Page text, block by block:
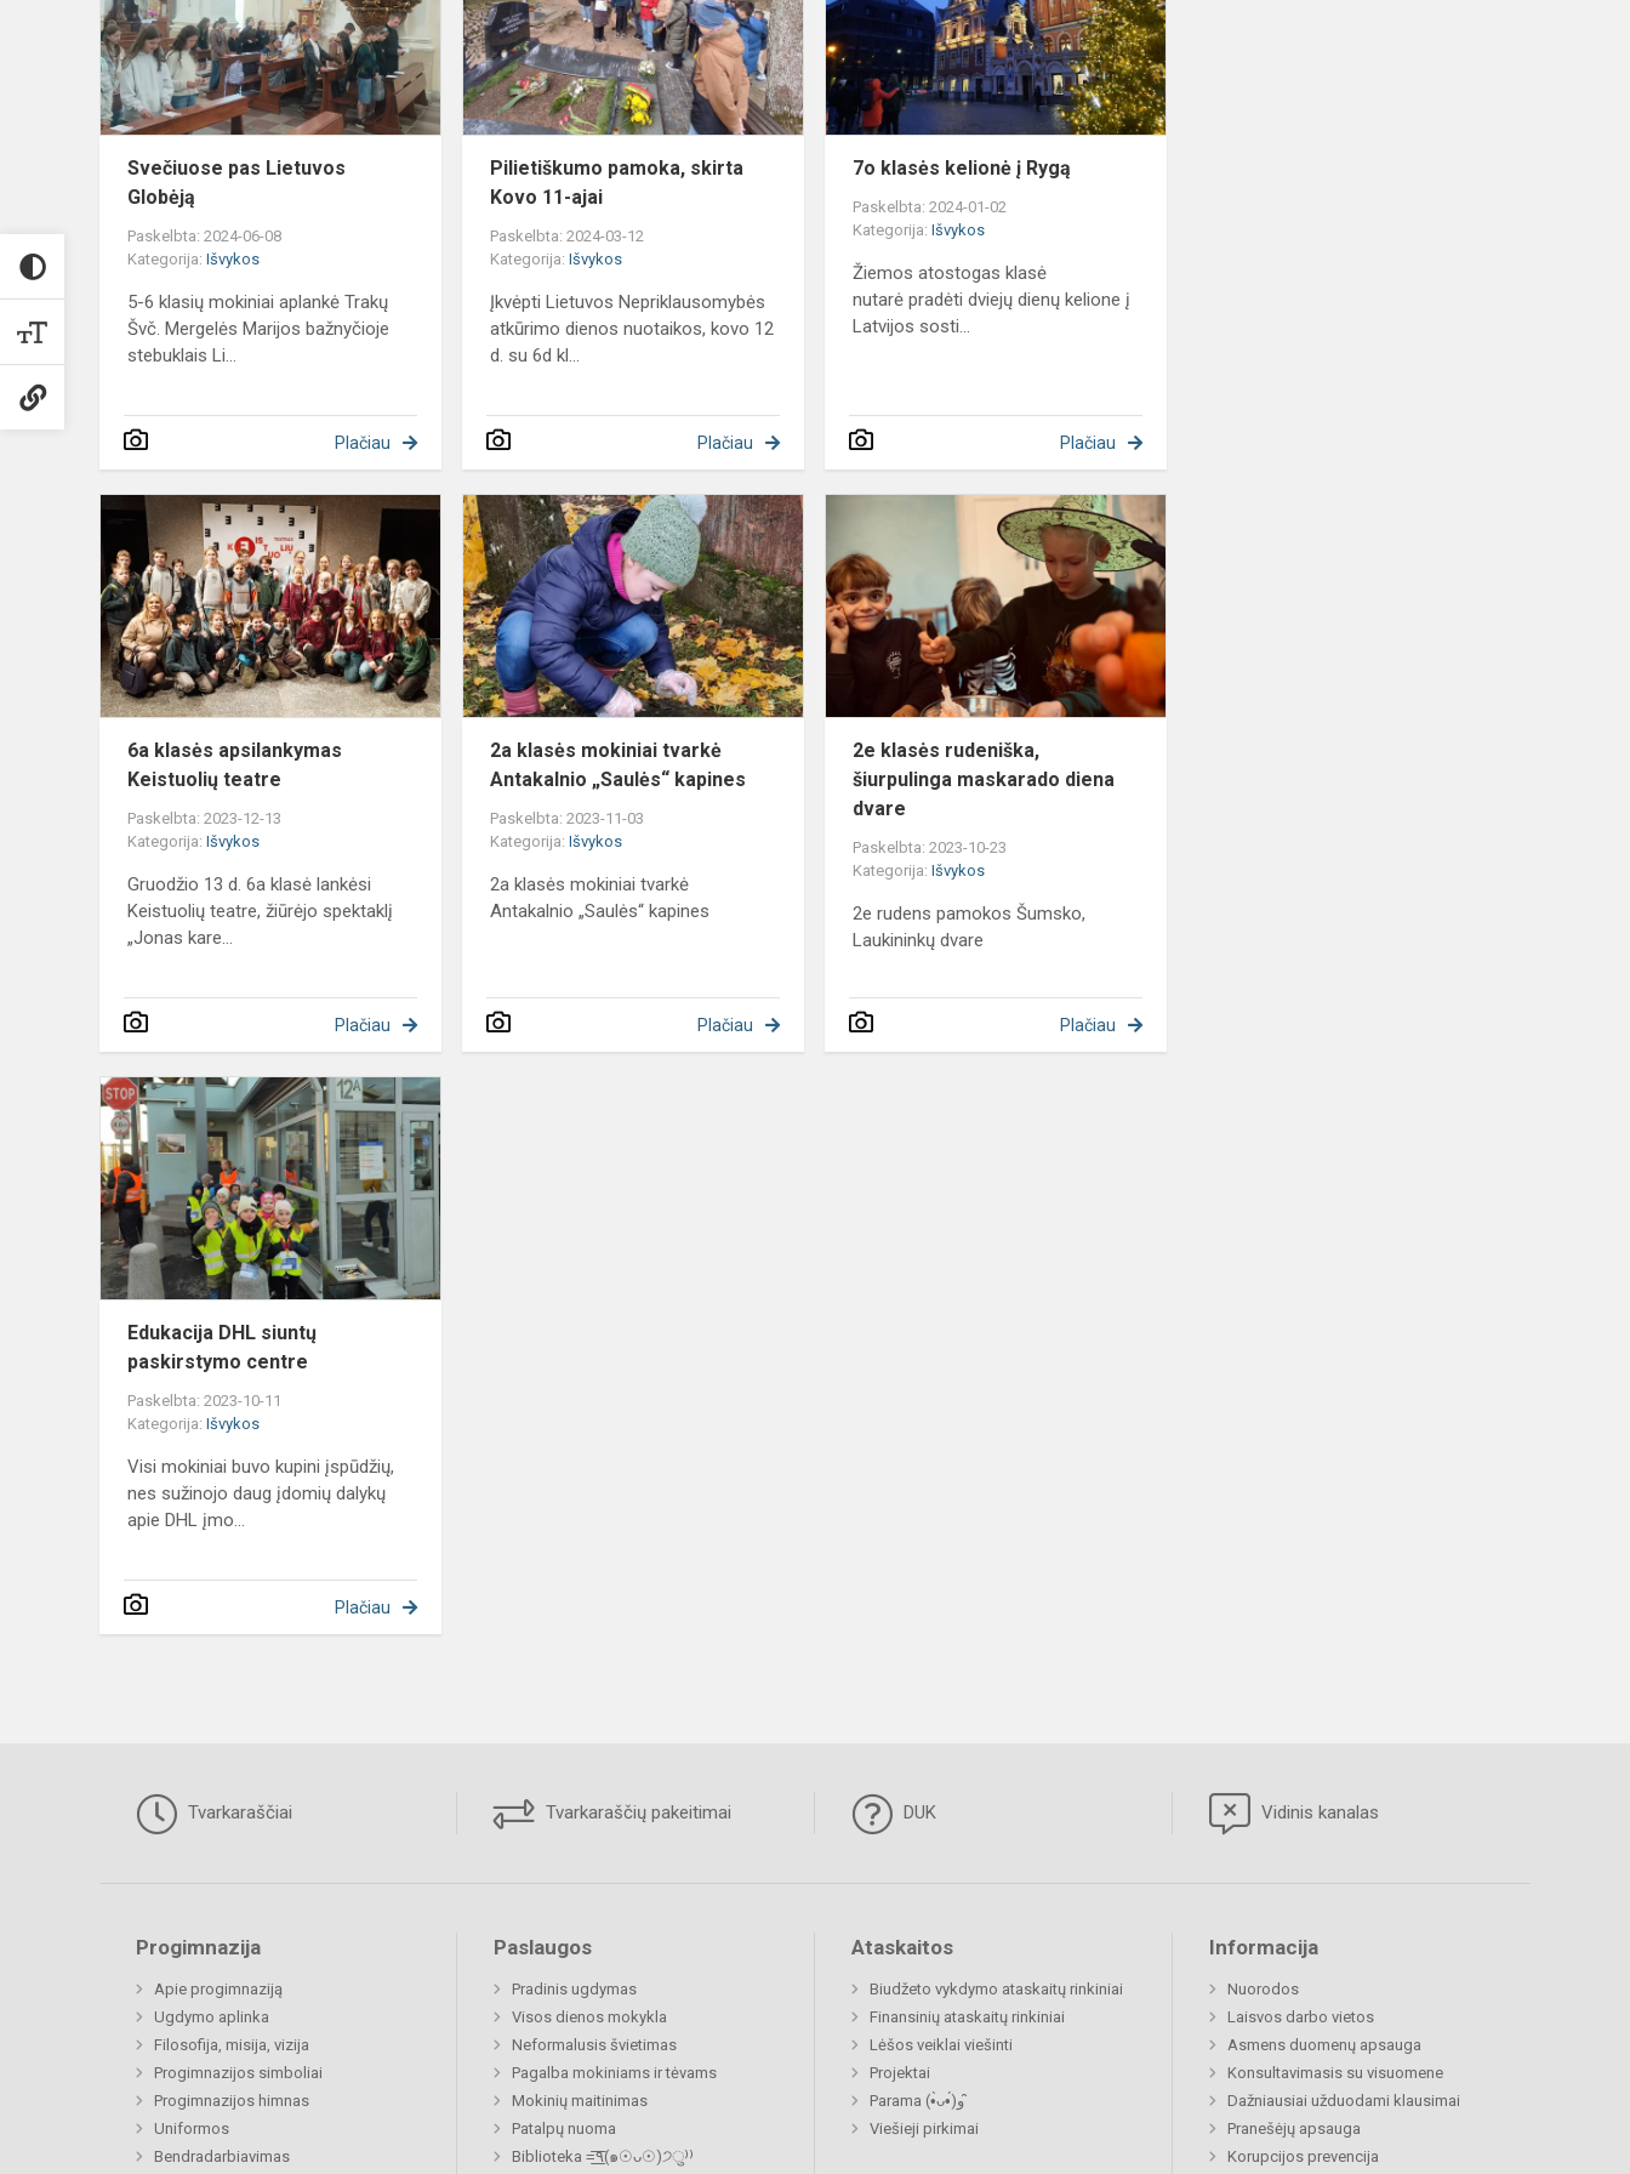
Globėją
Svečiuose pas Lietuvos
Globėją
Paskelbta: 2024-06-08
Kategorija: Išvykos
5-6 klasių mokiniai aplankė Trakų
Švč. Mergelės Marijos bažnyčioje
stebuklais Li...
Plačiau
Kovo
11-
ajai
Pilietiškumo pamoka, skirta
Kovo 11-ajai
Paskelbta: 2024-03-12
Kategorija:Išvykos
Įkvėpti Lietuvos Nepriklausomybės
atkūrimo dienos nuotaikos, kovo 12
d. su 6d kl...
Plačiau
į
Rygą
7o klasės kelionė į Rygą
Paskelbta: 2024-01-02
Kategorija:Išvykos
Žiemos atostogas klasė
nutarė pradėti dviejų dienų kelione į
Latvijos sosti...
Plačiau
6a
klasės
apsilankymas
Keistuolių
teatre
6a klasės apsilankymas
Keistuolių teatre
Paskelbta: 2023-12-13
Kategorija: Išvykos
Gruodžio 13 d. 6a klasė lankėsi
Keistuolių teatre, žiūrėjo spektaklį
„Jonas kare...
Plačiau
2a
klasės
mokiniai
tvarkė
Antakalnio
„Saulės“
kapines
2a klasės mokiniai tvarkė
Antakalnio „Saulės“ kapines
Paskelbta: 2023-11-03
Kategorija:Išvykos
2a klasės mokiniai tvarkė
Antakalnio „Saulės“ kapines
Plačiau
rudeniška,
šiurpulinga
dvare
2e klasės rudeniška,
šiurpulinga maskarado diena
dvare
Paskelbta: 2023-10-23
Kategorija:Išvykos
2e rudens pamokos Šumsko,
Laukininkų dvare
Plačiau
Edukacija
DHL
siuntų
Edukacija DHL siuntų
paskirstymo centre
Paskelbta: 2023-10-11
Kategorija: Išvykos
Visi mokiniai buvo kupini įspūdžių,
nes sužinojo daug įdomių dalykų
apie DHL įmo...
Plačiau
Tvarkaraščiai Tvarkaraščių pakeitimai DUK Vidinis kanalas
Progimnazija
Apie progimnaziją
Ugdymo aplinka
Filosofija, misija, vizija
Progimnazijos simboliai
Progimnazijos himnas
Uniformos
Bendradarbiavimas
Paslaugos
Pradinis ugdymas
Visos dienos mokykla
Neformalusis švietimas
Pagalba mokiniams ir tėvams
Mokinių maitinimas
Patalpų nuoma
Biblioteka =͟͟͞͞٩(๑☉ᴗ☉)੭ु⁾⁾
Ataskaitos
Biudžeto vykdymo ataskaitų rinkiniai
Finansinių ataskaitų rinkiniai
Lėšos veiklai viešinti
Projektai
Parama (•̀ᴗ•́)و ̑̑
Viešieji pirkimai
Informacija
Nuorodos
Laisvos darbo vietos
Asmens duomenų apsauga
Konsultavimasis su visuomene
Dažniausiai užduodami klausimai
Pranešėjų apsauga
Korupcijos prevencija